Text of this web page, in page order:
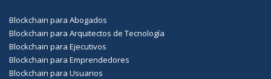
Blockchain para Abogados
Blockchain para Arquitectos de Tecnología
Blockchain para Ejecutivos
Blockchain para Emprendedores
Blockchain para Usuarios